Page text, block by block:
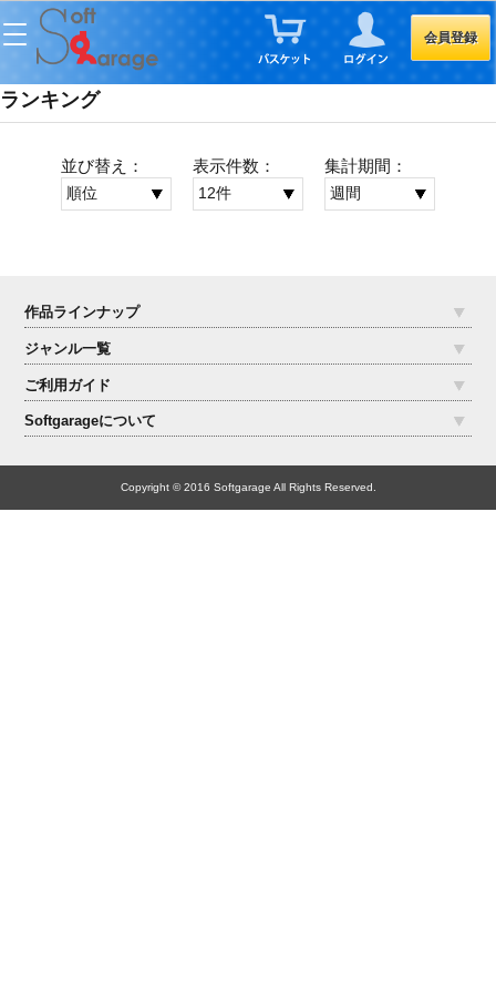
会員登録
ランキング
並び替え： 表示件数： 集計期間：
作品ラインナップ
ジャンル一覧
ご利用ガイド
Softgarageについて
Copyright © 2016 Softgarage All Rights Reserved.